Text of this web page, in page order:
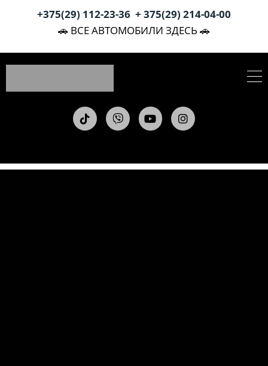
+375(29) 112-23-36 + 375(29) 214-04-00
🚗 ВСЕ АВТОМОБИЛИ ЗДЕСЬ 🚗